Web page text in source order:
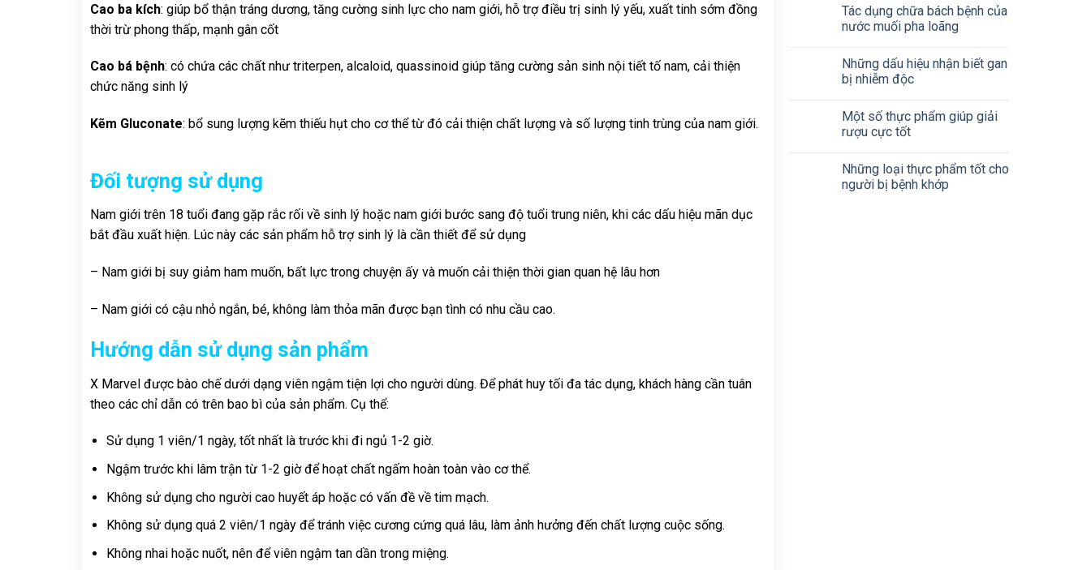
Cao ba kích: giúp bổ thận tráng dương, tăng cường sinh lực cho nam giới, hỗ trợ điều trị sinh lý yếu, xuất tinh sớm đồng
thời trừ phong thấp, mạnh gân cốt
Cao bá bệnh: có chứa các chất như triterpen, alcaloid, quassinoid giúp tăng cường sản sinh nội tiết tố nam, cải thiện
chức năng sinh lý
Kẽm Gluconate: bổ sung lượng kẽm thiếu hụt cho cơ thể từ đó cải thiện chất lượng và số lượng tinh trùng của nam giới.
Đối tượng sử dụng
Nam giới trên 18 tuổi đang gặp rắc rối về sinh lý hoặc nam giới bước sang độ tuổi trung niên, khi các dấu hiệu mãn dục
bắt đầu xuất hiện. Lúc này các sản phẩm hỗ trợ sinh lý là cần thiết để sử dụng
– Nam giới bị suy giảm ham muốn, bất lực trong chuyện ấy và muốn cải thiện thời gian quan hệ lâu hơn
– Nam giới có cậu nhỏ ngắn, bé, không làm thỏa mãn được bạn tình có nhu cầu cao.
Hướng dẫn sử dụng sản phẩm
X Marvel được bào chế dưới dạng viên ngậm tiện lợi cho người dùng. Để phát huy tối đa tác dụng, khách hàng cần tuân
theo các chỉ dẫn có trên bao bì của sản phẩm. Cụ thể:
Sử dụng 1 viên/1 ngày, tốt nhất là trước khi đi ngủ 1-2 giờ.
Ngậm trước khi lâm trận từ 1-2 giờ để hoạt chất ngấm hoàn toàn vào cơ thể.
Không sử dụng cho người cao huyết áp hoặc có vấn đề về tim mạch.
Không sử dụng quá 2 viên/1 ngày để tránh việc cương cứng quá lâu, làm ảnh hưởng đến chất lượng cuộc sống.
Không nhai hoặc nuốt, nên để viên ngậm tan dần trong miệng.
Tác dụng chữa bách bệnh của
nước muối pha loãng
Những dấu hiệu nhận biết gan
bị nhiễm độc
Một số thực phẩm giúp giải
rượu cực tốt
Những loại thực phẩm tốt cho
người bị bệnh khớp